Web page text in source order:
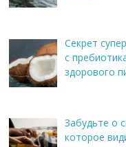
Секрет
с
здорового
Забудьте о
которое